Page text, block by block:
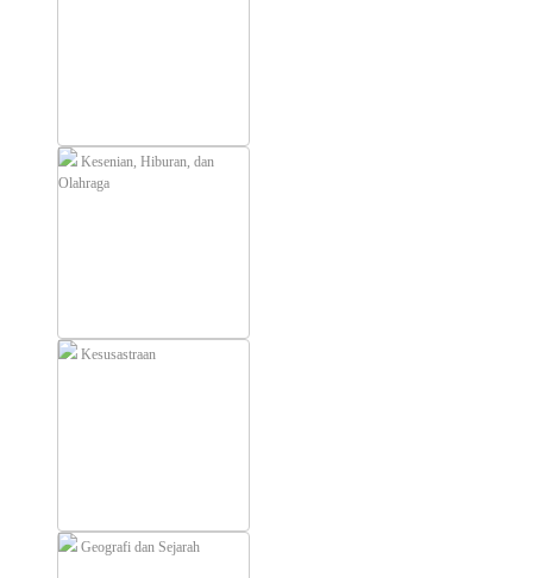
Kesenian, Hiburan, dan
Olahraga
Kesusastraan
Geografi dan Sejarah